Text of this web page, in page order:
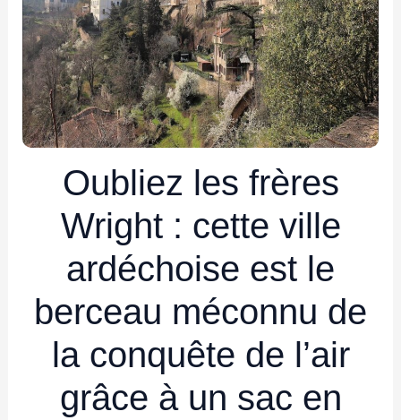
Oubliez les frères
Wright : cette ville
ardéchoise est le
berceau méconnu de
la conquête de l’air
grâce à un sac en